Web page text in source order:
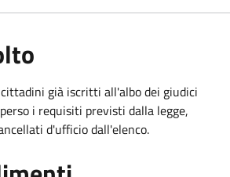
già iscritti all'albo dei giudici
i requisiti previsti dalla legge,
d'ufficio dall'elenco.